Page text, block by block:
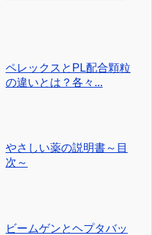
ペレックスとPL配合顆粒
の違いとは？各々...
やさしい薬の説明書～目
次～
ビームゲンとヘプタバッ